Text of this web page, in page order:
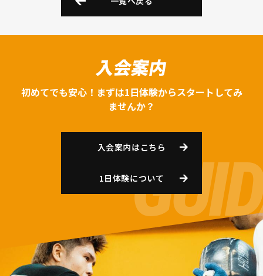
入会案内
初めてでも安心！まずは1日体験からスタートしてみ
ませんか？
入会案内はこちら
1日体験について